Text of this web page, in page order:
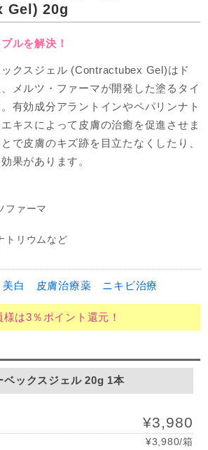
Gel) 20g
ルを解決！
クスジェル (Contractubex Gel)はド
メルツ・ファーマが開発した塗るタイ
有効成分アラントインやペパリンナト
キスによって皮膚の治癒を促進させま
で皮膚のキズ跡を目立たなくしたり、
果があります。
ファーマ
トリウムなど
美白 皮膚治療薬 ニキビ治療
様は3％ポイント還元！
ベックスジェル 20g 1本
¥3,980
¥3,980/箱